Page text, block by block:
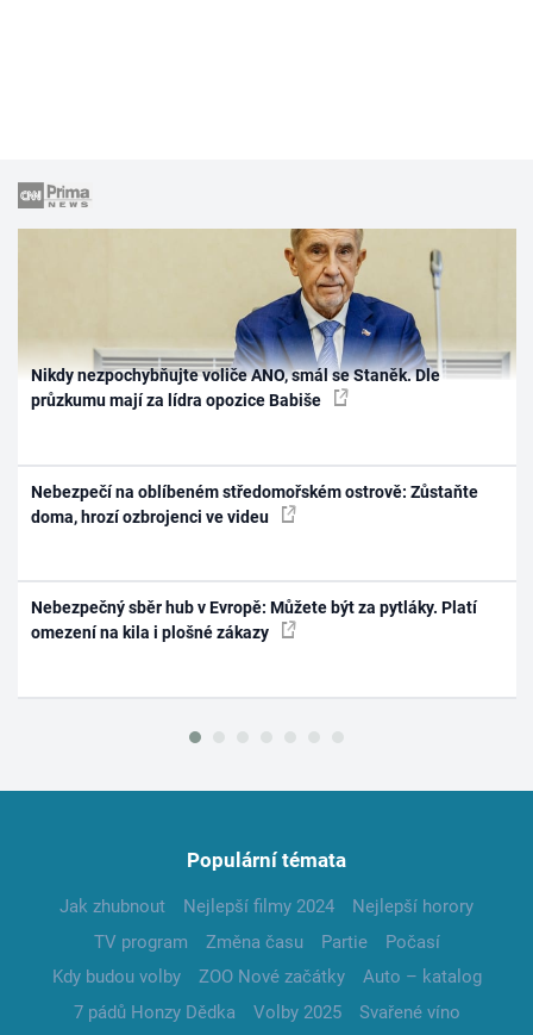
Nikdy nezpochybňujte voliče ANO, smál se Staněk. Dle
průzkumu mají za lídra opozice Babiše
Nebezpečí na oblíbeném středomořském ostrově: Zůstaňte
doma, hrozí ozbrojenci ve videu
Nebezpečný sběr hub v Evropě: Můžete být za pytláky. Platí
omezení na kila i plošné zákazy
Populární témata
Jak zhubnout Nejlepší filmy 2024
Nejlepší horory
TV program
Změna času Partie
Počasí
Kdy budou volby
ZOO Nové začátky
Auto – katalog
7 pádů Honzy Dědka
Volby 2025
Svařené víno